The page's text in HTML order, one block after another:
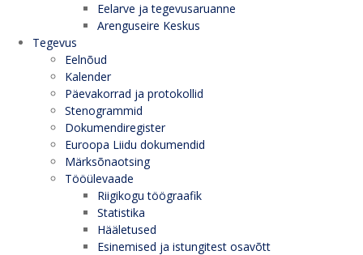
Eelarve ja tegevusaruanne
Arenguseire Keskus
Tegevus
Eelnõud
Kalender
Päevakorrad ja protokollid
Stenogrammid
Dokumendiregister
Euroopa Liidu dokumendid
Märksõnaotsing
Tööülevaade
Riigikogu töögraafik
Statistika
Hääletused
Esinemised ja istungitest osavõtt